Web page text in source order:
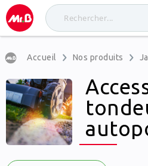
Accueil Nos produits